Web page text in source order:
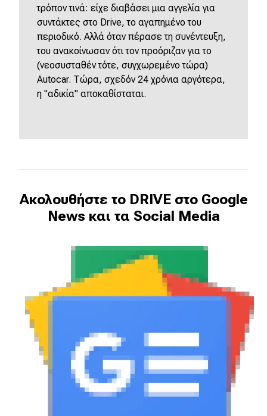
τρόπον τινά: είχε διαβάσει μια αγγελία για
συντάκτες στο Drive, το αγαπημένο του
περιοδικό. Αλλά όταν πέρασε τη συνέντευξη,
του ανακοίνωσαν ότι τον προόριζαν για το
(νεοσυσταθέν τότε, συγχωρεμένο τώρα)
Autocar. Τώρα, σχεδόν 24 χρόνια αργότερα,
η "αδικία" αποκαθίσταται.
Ακολουθήστε το DRIVE στο Google
News και τα Social Media